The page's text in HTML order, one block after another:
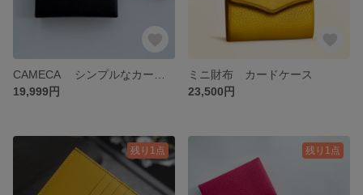
19,999円
ミニ財布 カードケース
23,500円
残り1点 残り1点